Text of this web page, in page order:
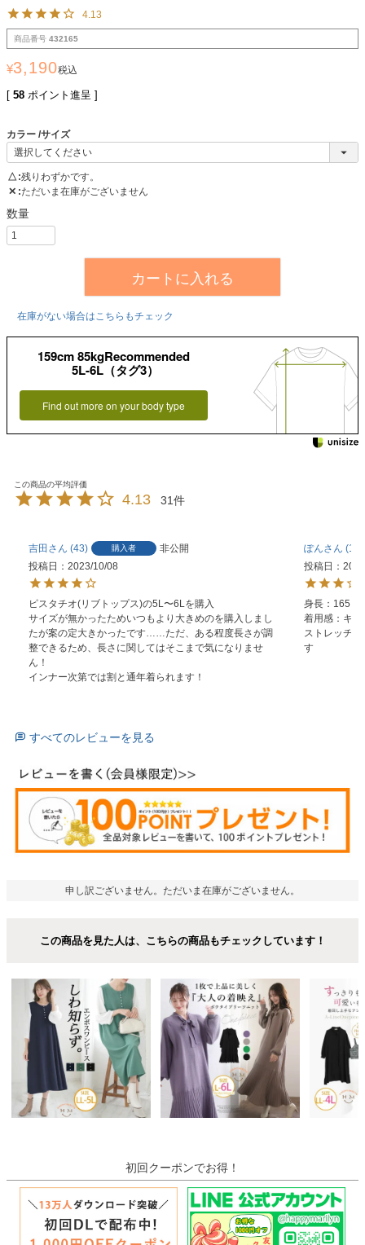
4.13
商品番号 432165
¥3,190税込
[ 58 ポイント進呈 ]
カラー サイズ
△ 残りわずかです。
✕ ただいま在庫がございません
カートに入れる
在庫がない場合はこちらもチェック
159cm 85kgRecommended
5L-6L（タグ3）
Find out more on your body type
4.13 31
吉田 43 購入者
非公開
投稿日
2023/10/08
ピスタチオ(リブトップス)の5L〜6Lを購入
サイズが無かったためいつもより大きめのを購入しまし
たが案の定大きかったです……ただ、ある程度長さが調
整できるため、長さに関してはそこまで気になりませ
ん！
インナー次第では割と通年着られます！
ぽん
1
投稿日
身長：165
着用感：キ
ストレッチ
す
すべてのレビューを見る
申し訳ございません。ただいま在庫がございません。
この商品を見た人は、こちらの商品もチェックしています！
初回クーポンでお得！